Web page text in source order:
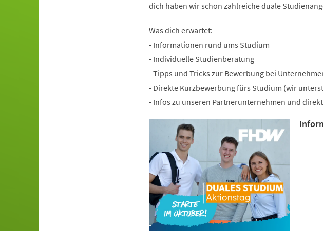
dich haben wir schon zahlreiche duale
Was dich er­war­tet:
- Informationen rund ums Studium
- Individuelle Studienberatung
- Tipps und Tricks zur Bewerbung bei
- Direkte Kurzbewerbung fürs Studium (wir
- Infos zu unseren Partnerunternehmen und